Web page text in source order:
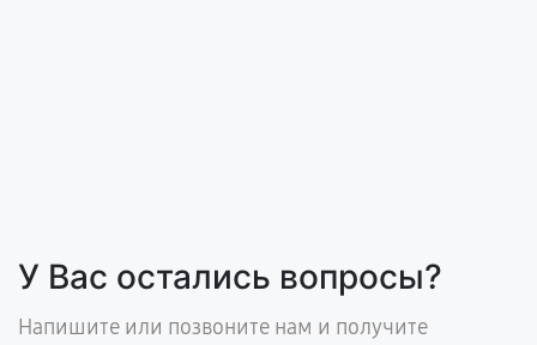
У Вас остались вопросы?
Напишите или позвоните нам и получите